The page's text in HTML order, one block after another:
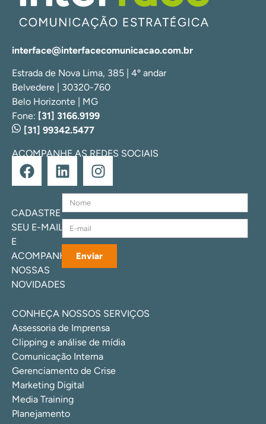
interface@interfacecomunicacao.com.br
Estrada de Nova Lima, 385 | 4º andar
Belvedere | 30320-760
Belo Horizonte | MG
Fone: [31] 3166.9199
[31] 99342.5477
ACOMPANHE AS REDES SOCIAIS
CADASTRE
SEU E-MAIL
E
ACOMPANHE
NOSSAS
NOVIDADES
Enviar
CONHEÇA NOSSOS SERVIÇOS
Assessoria de Imprensa
Clipping e análise de mídia
Comunicação Interna
Gerenciamento de Crise
Marketing Digital
Media Training
Planejamento